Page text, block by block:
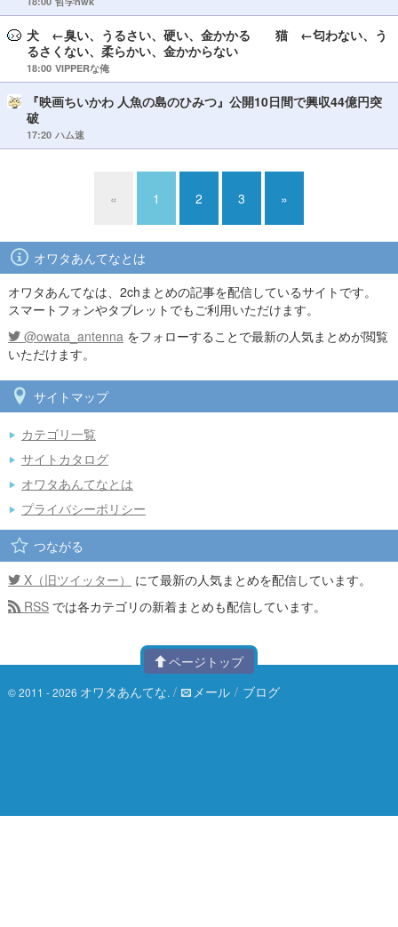
犬 ←臭い、うるさい、硬い、金かかる 猫 ←匂わない、う
るさくない、柔らかい、金かからない
18:00 VIPPERな俺
『映画ちいかわ 人魚の島のひみつ』公開10日間で興収44億円突
破
17:20 ハム速
« 1 2 3 »
オワタあんてなとは
オワタあんてなは、2chまとめの記事を配信しているサイトです。
スマートフォンやタブレットでもご利用いただけます。
@owata_antenna をフォローすることで最新の人気まとめが閲覧
いただけます。
サイトマップ
カテゴリ一覧
サイトカタログ
オワタあんてなとは
プライバシーポリシー
つながる
X（旧ツイッター）
にて最新の人気まとめを配信しています。
RSS では各カテゴリの新着まとめも配信しています。
ページトップ
© 2011 - 2026 オワタあんてな. / メール / ブログ